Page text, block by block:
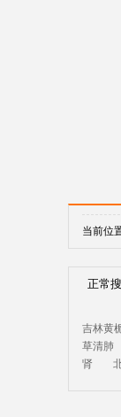
当前位
正常
吉林黄
草清肺
肾